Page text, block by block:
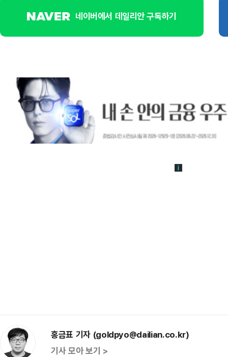
네이버에서 데일리안 구독하기
홍금표 기자 (goldpyo@dailian.co.kr)
기사 모아 보기 >